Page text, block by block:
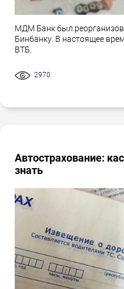
МДМ Банк был
Бинбанку. В настоящее
ВТБ.
2970
Автострахование:
знать